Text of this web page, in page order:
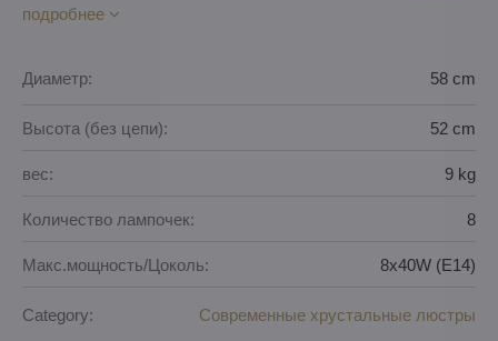
подробнее
Диаметр: 58 cm
Высота (без цепи): 52 cm
вес: 9 kg
Количество лампочек: 8
Макс.мощность/Цоколь: 8x40W (E14)
Category: Современные хрустальные люстры